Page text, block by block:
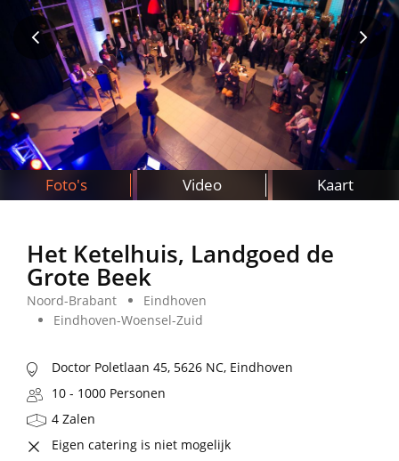
Foto's Video Kaart
Het Ketelhuis, Landgoed de
Grote Beek
Noord-Brabant
Eindhoven
Eindhoven-Woensel-Zuid
Doctor Poletlaan 45, 5626 NC, Eindhoven
10 - 1000 Personen
4 Zalen
Eigen catering is niet mogelijk